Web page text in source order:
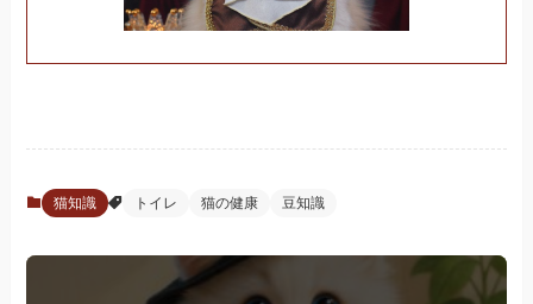
猫知識 トイレ 猫の健康 豆知識